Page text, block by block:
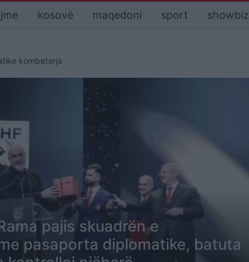
kosovë maqedoni sport showbiz
kombetarja
pajis skuadrën e
pasaporta diplomatike, batuta